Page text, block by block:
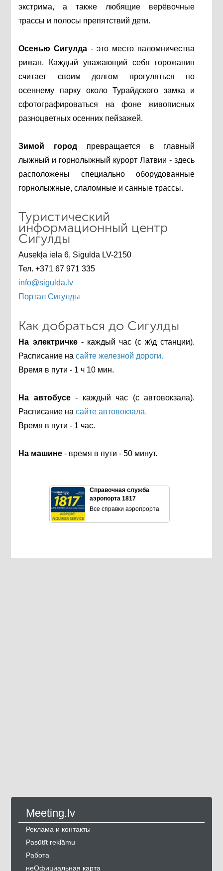
экстрима, а также любящие верёвочные
трассы и полосы препятствий дети.
Осенью Сигулда - это место паломничества
рижан. Каждый уважающий себя горожанин
считает своим долгом прогуляться по
осеннему парку около Турайдского замка и
сфотографироваться на фоне живописных
разноцветных осенних пейзажей.
Зимой город превращается в главный
лыжный и горнолыжный курорт Латвии - здесь
расположены специально оборудованные
горнолыжные, слаломные и санные трассы.
Туристический
информационный центр
Сигулды
Ausekļa iela 6, Sigulda LV-2150
Тел. +371 67 971 335
info@sigulda.lv
Портал Сигулды
Как добраться до Сигулды
На электричке - каждый час (с ж\д станции).
Расписание насайте железной дороги.
Время в пути - 1 ч 10 мин.
На автобусе- каждый час (с автовокзала).
Расписание насайте автовокзала.
Время в пути - 1 час.
На машине - время в пути - 50 минут.
Справочная служба
аэропорта 1817
Все справки аэропрорта
Meeting.lv
Реклама и контакты
Pasūtīt reklāmu
Работа
неОфициальная карта